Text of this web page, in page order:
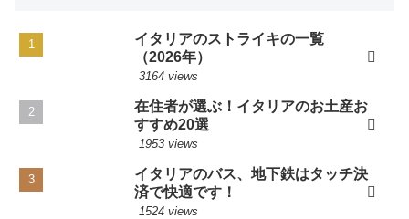
イタリアのストライキの一覧
（2026年）
3164 views
在住者が選ぶ！イタリアのお土産お
すすめ20選
1953 views
イタリアのバス、地下鉄はタッチ決
済で快適です！
1524 views